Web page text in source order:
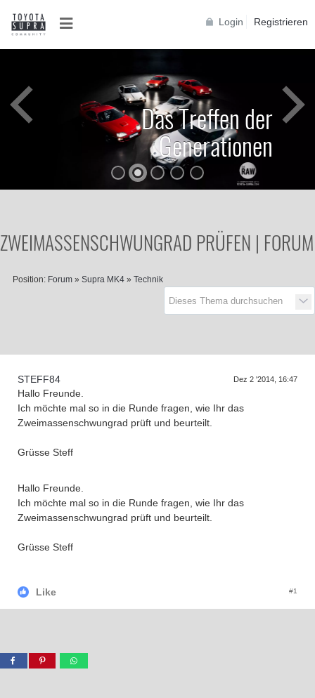
Login Registrieren
D
a
s
T
r
e
f
f
e
n
d
e
r
G
e
n
e
r
a
t
i
o
n
e
n
Das Treffen der
Generationen
ZWEIMASSENSCHWUNGRAD PRÜFEN | FORUM
Position: Forum » Supra MK4 » Technik
STEFF84 Dez 2 '2014, 16:47
Hallo Freunde.
Ich möchte mal so in die Runde fragen, wie Ihr das
Zweimassenschwungrad prüft und beurteilt.
Grüsse Steff
Hallo Freunde.
Ich möchte mal so in die Runde fragen, wie Ihr das
Zweimassenschwungrad prüft und beurteilt.
Grüsse Steff
Like #1